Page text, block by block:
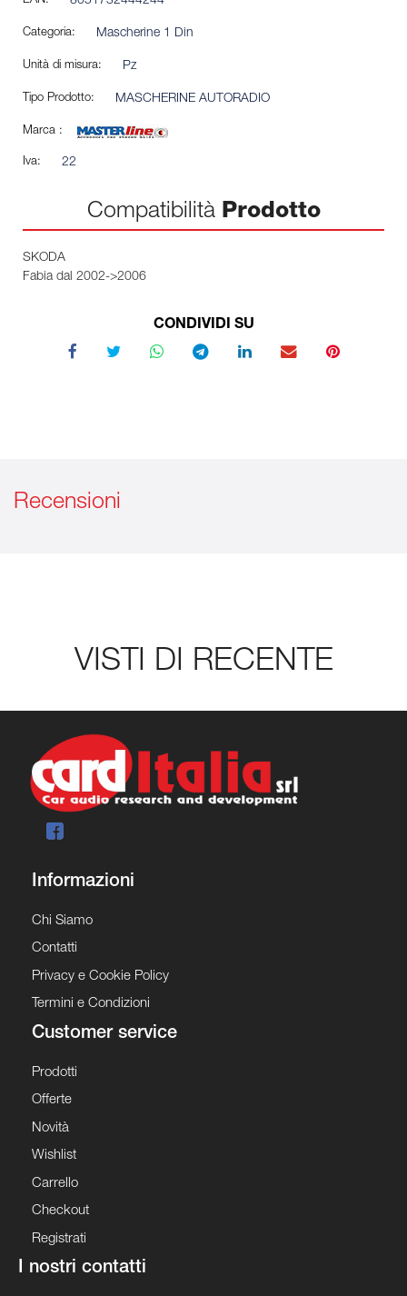
Categoria: Mascherine 1 Din
Unità di misura: Pz
Tipo Prodotto: MASCHERINE AUTORADIO
Marca :
Iva: 22
Compatibilità Prodotto
SKODA
Fabia dal 2002->2006
CONDIVIDI SU
Recensioni
VISTI DI RECENTE
Informazioni
Chi Siamo
Contatti
Privacy e Cookie Policy
Termini e Condizioni
Customer service
Prodotti
Offerte
Novità
Wishlist
Carrello
Checkout
Registrati
I nostri contatti